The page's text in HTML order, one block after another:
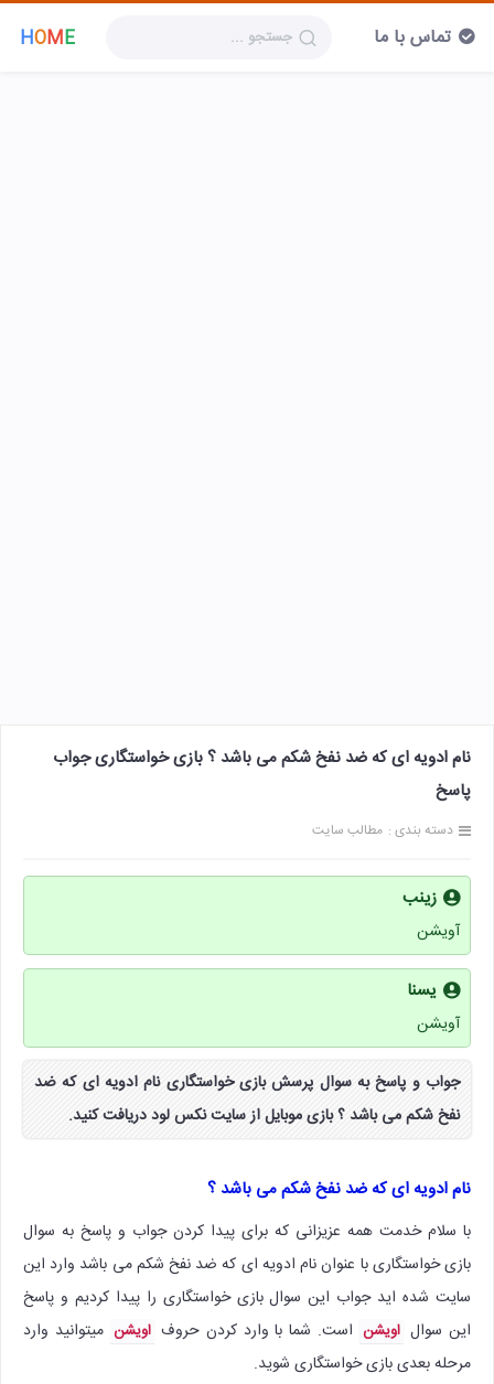
HOME تماس با ما
نام ادویه ای که ضد نفخ شکم می باشد ؟ بازی خواستگاری جواب
پاسخ
دسته بندی : مطالب سایت
زینب
آویشن
یسنا
آویشن
جواب و پاسخ به سوال پرسش بازی خواستگاری نام ادویه ای که ضد
نفخ شکم می باشد ؟ بازی موبایل از سایت نکس لود دریافت کنید.
نام ادویه ای که ضد نفخ شکم می باشد ؟
با سلام خدمت همه عزیزانی که برای پیدا کردن جواب و پاسخ به سوال
بازی خواستگاری با عنوان نام ادویه ای که ضد نفخ شکم می باشد وارد این
سایت شده اید جواب این سوال بازی خواستگاری را پیدا کردیم و پاسخ
این سوال اویشن است. شما با وارد کردن حروف اویشن میتوانید وارد
مرحله بعدی بازی خواستگاری شوید.